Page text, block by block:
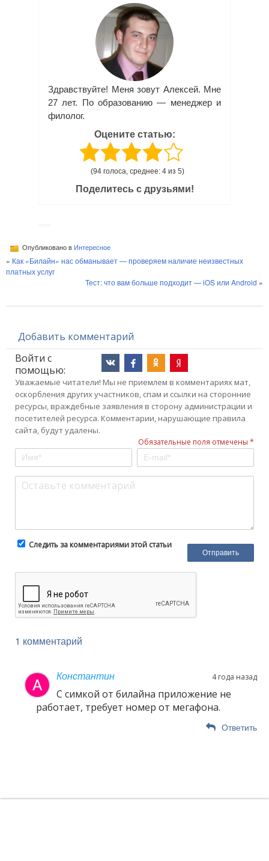
Здравствуйте! Меня зовут Алексей. Мне
27 лет. По образованию — менеджер и
филолог.
Оцените статью:
(94 голоса, среднее: 4 из 5)
Поделитесь с друзьями!
Опубликовано в Интересное
« Как «Билайн» нас обманывает — проверяем наличие неизвестных
платных услуг
Тест: что вам больше подходит — iOS или Android »
Добавить комментарий
Войти с
помощью:
Уважаемые читатели! Мы не приемлем в комментариях мат,
оскорбления других участников, спам и ссылки на сторонние
ресурсы, враждебные заявления в сторону администрации и
посетителей ресурса. Комментарии, нарушающие правила
сайта, будут удалены.
Обязательные поля отмечены *
Следить за комментариями этой статьи
1 комментарий
Константин 4 года назад
С симкой от билайна приложение не
работает, требует номер от мегафона.
Ответить